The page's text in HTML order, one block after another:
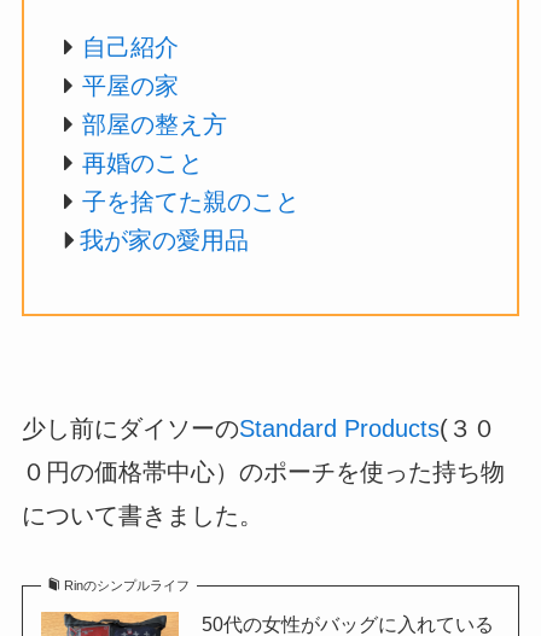
自己紹介
平屋の家
部屋の整え方
再婚のこと
子を捨てた親のこと
我が家の愛用品
少し前にダイソーのStandard Products(３０
０円の価格帯中心）のポーチを使った持ち物
について書きました。
Rinのシンプルライフ
50代の女性がバッグに入れている